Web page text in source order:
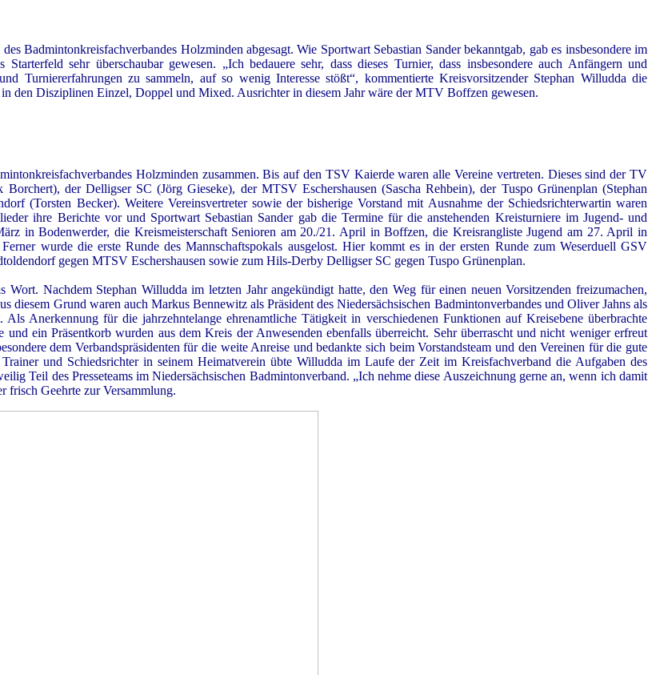
Badmintonkreisfachverbandes Holzminden abgesagt. Wie Sportwart Sebastian Sander bekanntgab, gab es insbesondere im
sehr überschaubar gewesen. „Ich bedauere sehr, dass dieses Turnier, dass insbesondere auch Anfängern und
Turniererfahrungen zu sammeln, auf so wenig Interesse stößt“, kommentierte Kreisvorsitzender Stephan Willudda die
den Disziplinen Einzel, Doppel und Mixed. Ausrichter in diesem Jahr wäre der MTV Boffzen gewesen.
Holzminden zusammen. Bis auf den TSV Kaierde waren alle Vereine vertreten. Dieses sind der TV
der Delligser SC (Jörg Gieseke), der MTSV Eschershausen (Sascha Rehbein), der Tuspo Grünenplan (Stephan
(Torsten Becker). Weitere Vereinsvertreter sowie der bisherige Vorstand mit Ausnahme der Schiedsrichterwartin waren
ihre Berichte vor und Sportwart Sebastian Sander gab die Termine für die anstehenden Kreisturniere im Jugend- und
in Bodenwerder, die Kreismeisterschaft Senioren am 20./21. April in Boffzen, die Kreisrangliste Jugend am 27. April in
wurde die erste Runde des Mannschaftspokals ausgelost. Hier kommt es in der ersten Runde zum Weserduell GSV
gegen MTSV Eschershausen sowie zum Hils-Derby Delligser SC gegen Tuspo Grünenplan.
Nachdem Stephan Willudda im letzten Jahr angekündigt hatte, den Weg für einen neuen Vorsitzenden freizumachen,
Grund waren auch Markus Bennewitz als Präsident des Niedersächsischen Badmintonverbandes und Oliver Jahns als
Anerkennung für die jahrzehntelange ehrenamtliche Tätigkeit in verschiedenen Funktionen auf Kreisebene überbrachte
ein Präsentkorb wurden aus dem Kreis der Anwesenden ebenfalls überreicht. Sehr überrascht und nicht weniger erfreut
dem Verbandspräsidenten für die weite Anreise und bedankte sich beim Vorstandsteam und den Vereinen für die gute
und Schiedsrichter in seinem Heimatverein übte Willudda im Laufe der Zeit im Kreisfachverband die Aufgaben des
Teil des Presseteams im Niedersächsischen Badmintonverband. „Ich nehme diese Auszeichnung gerne an, wenn ich damit
frisch Geehrte zur Versammlung.